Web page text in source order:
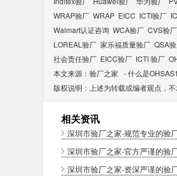
WRAP验厂 WRAP EICC ICTI验厂
Walmart认证咨询 WCA验厂 CVS验厂
LOREAL验厂 家乐福质量验厂 QSA
社会责任验厂 EICC验厂 ICTI 验厂
本文来源： 验厂之家 -什么是
版权说明：上述为转载或编者观点，
相关资讯
深圳市验厂之家-规范专业的验
深圳市验厂之家-官方严谨的验
深圳市验厂之家-资深严谨的验